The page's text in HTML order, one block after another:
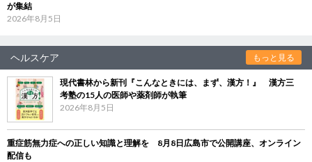
が集結
2026年8月5日
ヘルスケア もっと見る
現代書林から新刊『こんなときには、まず、漢方！』 漢方三
考塾の15人の医師や薬剤師が執筆
2026年8月5日
重症筋無力症への正しい知識と理解を 8月8日広島市で公開講座、オンライン
配信も